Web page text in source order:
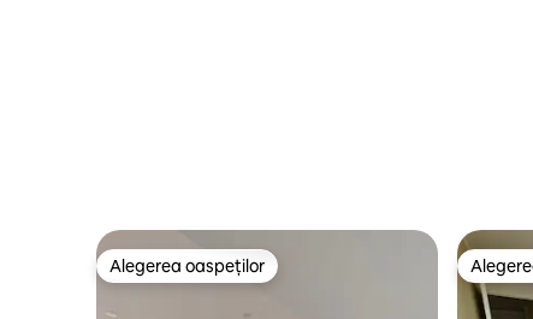
Alegerea oaspeților
Alegerea oaspeților